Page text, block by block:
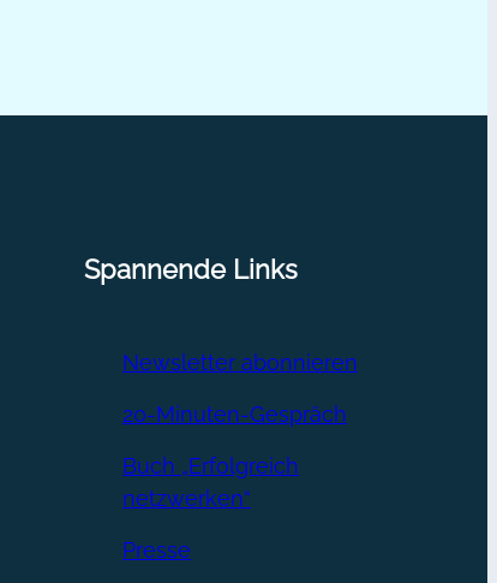
Spannende Links
Newsletter abonnieren
20-Minuten-Gespräch
Buch „Erfolgreich
netzwerken“
Presse